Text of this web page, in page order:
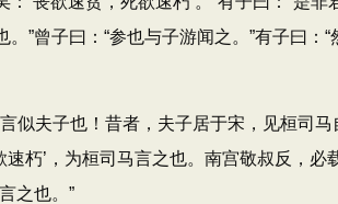
”曾子曰：“参也与子游闻之。”有子曰：
夫子也！昔者，夫子居于宋，见桓司马
朽’，为桓司马言之也。南宫敬叔反，必
之也。”